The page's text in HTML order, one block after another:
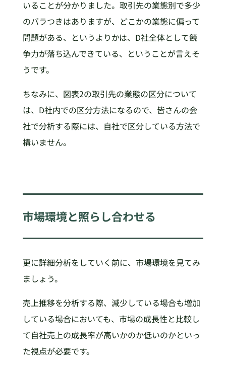
いることが分かりました。取引先の業態別で多少
のバラつきはありますが、どこかの業態に偏って
問題がある、というよりかは、D社全体として競
争力が落ち込んできている、ということが言えそ
うです。
ちなみに、図表2の取引先の業態の区分について
は、D社内での区分方法になるので、皆さんの会
社で分析する際には、自社で区分している方法で
構いません。
市場環境と照らし合わせる
更に詳細分析をしていく前に、市場環境を見てみ
ましょう。
売上推移を分析する際、減少している場合も増加
している場合においても、市場の成長性と比較し
て自社売上の成長率が高いかのか低いのかといっ
た視点が必要です。